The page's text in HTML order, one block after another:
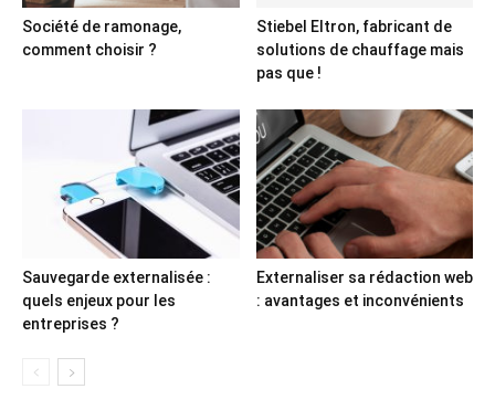
Société de ramonage,
comment choisir ?
Stiebel Eltron, fabricant de
solutions de chauffage mais
pas que !
Sauvegarde externalisée :
quels enjeux pour les
entreprises ?
Externaliser sa rédaction web
: avantages et inconvénients